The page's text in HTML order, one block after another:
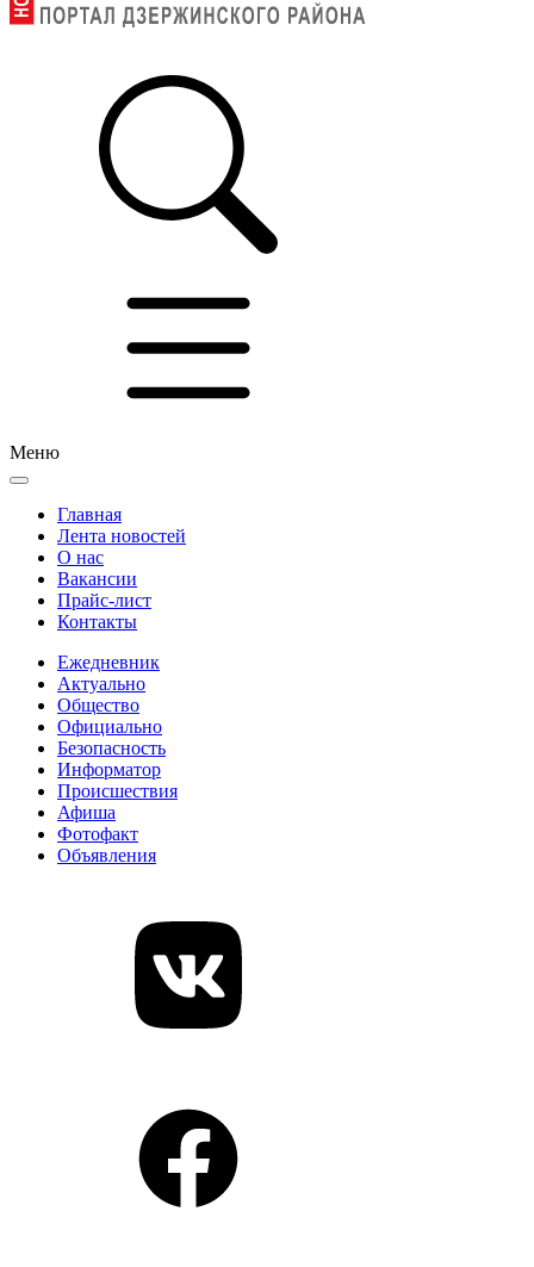
Меню
Главная
Лента новостей
О нас
Вакансии
Прайс-лист
Контакты
Ежедневник
Актуально
Общество
Официально
Безопасность
Информатор
Происшествия
Афиша
Фотофакт
Объявления